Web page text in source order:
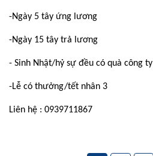
-Ngày 5 tây ứng lương
-Ngày 15 tây trả lương
- Sinh Nhật/hỷ sự đều có quà công ty
-Lễ có thưởng/tết nhân 3
Liên hệ : 0939711867